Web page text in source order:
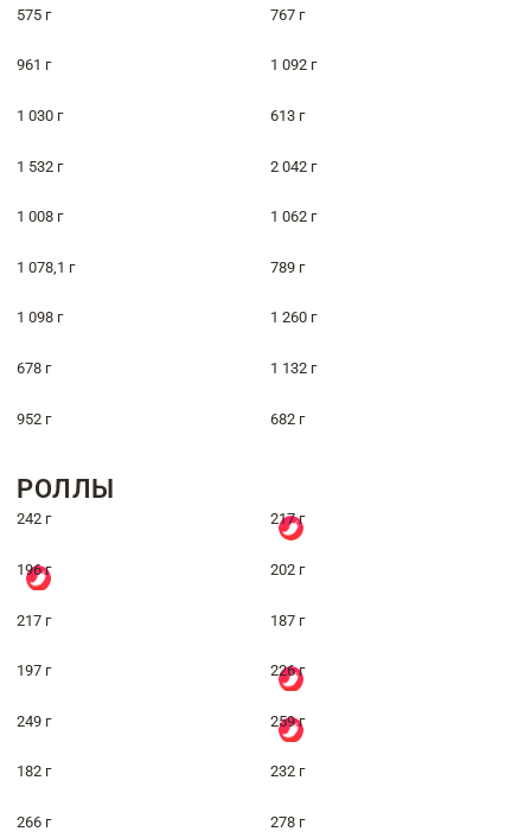
575 г 767 г
961 г 1 092 г
1 030 г 613 г
1 532 г 2 042 г
1 008 г 1 062 г
1 078,1 г 789 г
1 098 г 1 260 г
678 г 1 132 г
952 г 682 г
РОЛЛЫ
242 г 217 г
196 г 202 г
217 г 187 г
197 г 226 г
249 г 259 г
182 г 232 г
266 г 278 г